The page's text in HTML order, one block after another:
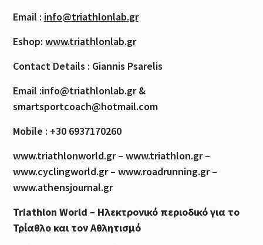
Email : info@triathlonlab.gr
Eshop: www.triathlonlab.gr
Contact Details : Giannis Psarelis
Email :info@triathlonlab.gr &
smartsportcoach@hotmail.com
Mobile : +30 6937170260
www.triathlonworld.gr – www.triathlon.gr –
www.cyclingworld.gr – www.roadrunning.gr –
www.athensjournal.gr
Triathlon World – Ηλεκτρονικό περιοδικό για το
Τρίαθλο και τον Αθλητισμό